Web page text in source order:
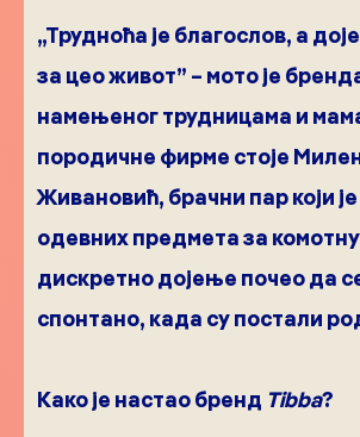
„Трудноћа је благослов, а
за цео живот” – мото је
намењеног трудницама и
породичне фирме стоје
Живановић, брачни пар који
одевних предмета за
дискретно дојење почео да
спонтано, када су постали
Како је настао бренд Tibba?